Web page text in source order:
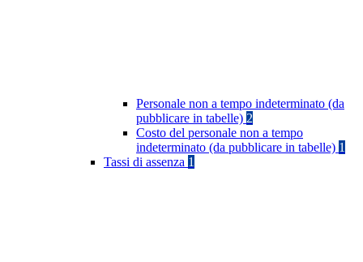
Personale non a tempo indeterminato (da
pubblicare in tabelle) 2
Costo del personale non a tempo
indeterminato (da pubblicare in tabelle) 1
Tassi di assenza 1